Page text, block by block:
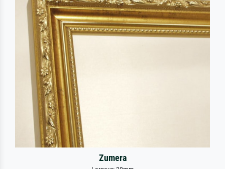
Zumera